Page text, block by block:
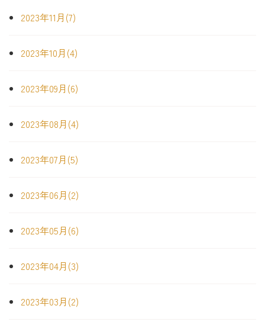
2023年11月(7)
2023年10月(4)
2023年09月(6)
2023年08月(4)
2023年07月(5)
2023年06月(2)
2023年05月(6)
2023年04月(3)
2023年03月(2)